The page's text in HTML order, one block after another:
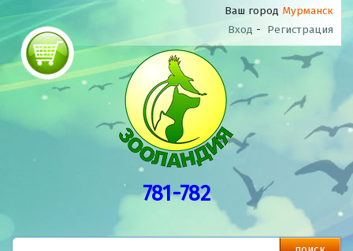
Ваш город Мурманск
Вход - Регистрация
781-782